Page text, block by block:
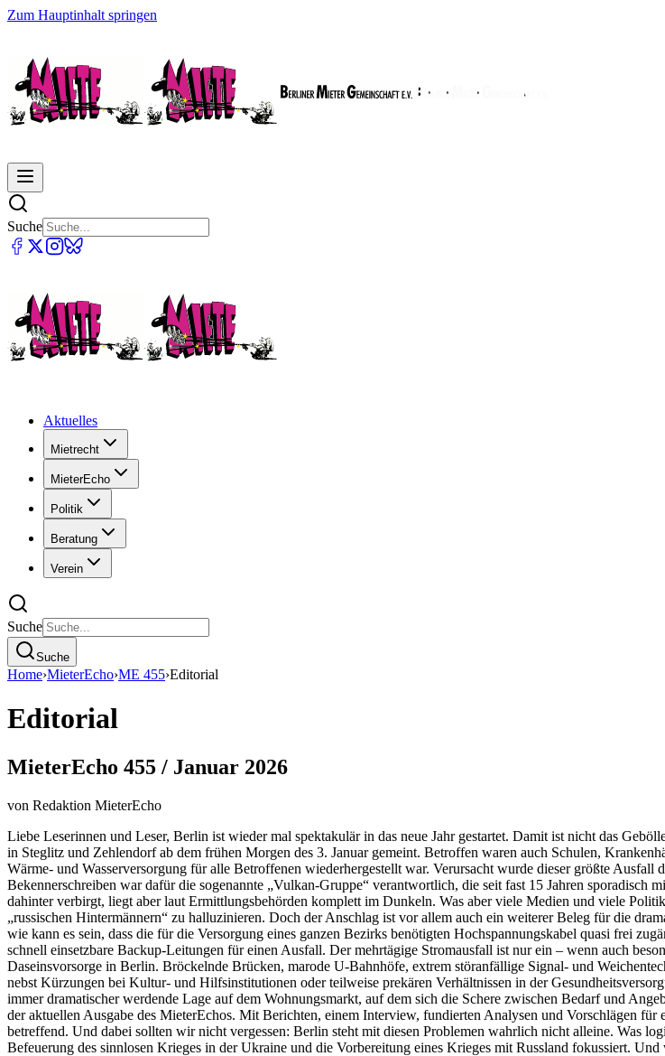
Zum Hauptinhalt springen
Suche
Aktuelles
Mietrecht
MieterEcho
Politik
Beratung
Verein
Suche
Suche
Home›MieterEcho›ME 455›Editorial
Editorial
MieterEcho 455 / Januar 2026
von Redaktion MieterEcho
Liebe Leserinnen und Leser, Berlin ist wieder mal spektakulär in das neue Jahr gestartet. Damit ist nicht das
in Steglitz und Zehlendorf ab dem frühen Morgen des 3. Januar gemeint. Betroffen waren auch Schulen,
Wärme- und Wasserversorgung für alle Betroffenen wiederhergestellt war. Verursacht wurde dieser größte
Bekennerschreiben war dafür die sogenannte „Vulkan-Gruppe“ verantwortlich, die seit fast 15 Jahren
dahinter verbirgt, liegt aber laut Ermittlungsbehörden komplett im Dunkeln. Was aber viele Medien und viele
„russischen Hintermännern“ zu halluzinieren. Doch der Anschlag ist vor allem auch ein weiterer Beleg für die
wie kann es sein, dass die für die Versorgung eines ganzen Bezirks benötigten Hochspannungskabel quasi frei
schnell einsetzbare Backup-Leitungen für einen Ausfall. Der mehrtägige Stromausfall ist nur ein – wenn auch
Daseinsvorsorge in Berlin. Bröckelnde Brücken, marode U-Bahnhöfe, extrem störanfällige Signal- und
nebst Kürzungen bei Kultur- und Hilfsinstitutionen oder teilweise prekären Verhältnissen in der
immer dramatischer werdende Lage auf dem Wohnungsmarkt, auf dem sich die Schere zwischen Bedarf und
der aktuellen Ausgabe des MieterEchos. Mit Berichten, einem Interview, fundierten Analysen und Vorschlägen
betreffend. Und dabei sollten wir nicht vergessen: Berlin steht mit diesen Problemen wahrlich nicht alleine. Was
Befeuerung des sinnlosen Krieges in der Ukraine und die Vorbereitung eines Krieges mit Russland fokussiert.